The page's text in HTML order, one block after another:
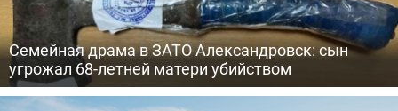
Семейная драма в ЗАТО Александровск: сын
угрожал 68-летней матери убийством